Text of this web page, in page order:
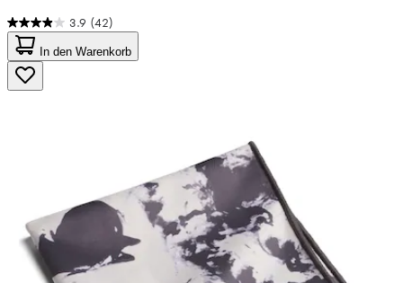
3.9 (42)
3.9
von
5
Sternen.
42
In den Warenkorb